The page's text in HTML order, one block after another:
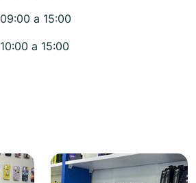
09:00 a 15:00
10:00 a 15:00